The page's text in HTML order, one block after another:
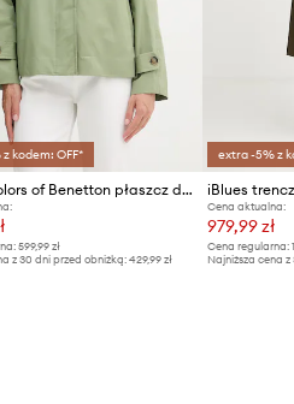
kodem: OFF*
United Colors of Benetton płaszcz damski bawełniany
599,99 zł
z 30 dni przed obniżką: 429,99 zł
extra -5% z
Cena aktualna:
979,99 zł
Cena regularna:
Najniższa cena